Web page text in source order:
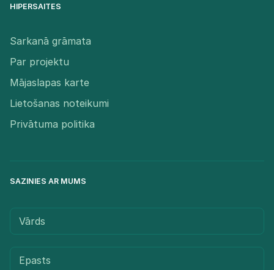
HIPERSAITES
Sarkanā grāmata
Par projektu
Mājaslapas karte
Lietošanas noteikumi
Privātuma politika
SAZINIES AR MUMS